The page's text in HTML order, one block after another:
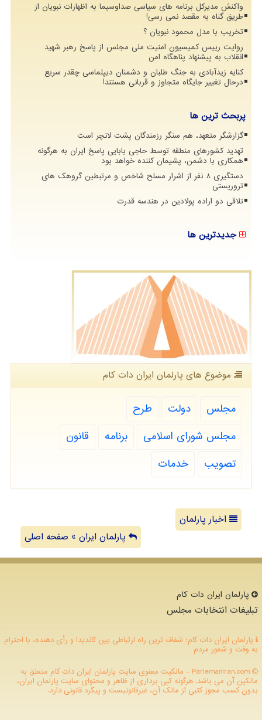
واکنش مدیرکل برنامه های سیاسی صداوسیما به اظهارات نبویان از
طریق گناه به مقصد نمی رسی!
تخریب با مدل محمود نبویان ؟
روایت رییس کمیسیون امنیت ملی مجلس از پاسخ رهبر شهید
انقلاب به پیشنهاد پناهگاه امن
کنایه زیدآبادی به جنگ طلبان و دشمنان دیپلماسی چقدر سریع
درحال تغییر جایگاه متجاوز و قربانی هستند!
پربحث ترین ها
گزارشگر متعهد، هم سنگر رزمندگان پشت لانچر است
تهدید کشورهای منطقه توسط حاجی بابایی پاسخ ایران به هرگونه
همکاری با دشمن، پشیمان کننده خواهد بود
دستگیری 8 نفر از اشرار مسلح شاخص و مرتبطین گروهک های
تروریستی
تلاقی دو اراده پولادین در هندسه قدرت
جدیدترین ها
موضوع های پارلمان ایران دات كام
مجلس دولت
طرح
مجلس شورای اسلامی
برنامه
قانون
تصویب
خدمات
اخبار پارلمان
پارلمان ایران » صفحه اصلی
پارلمان ایران دات كام
تبلیغات انتخابات مجلس
پارلمان ایران دات کام؛ شفاف ترین راه ارتباطی بین کاندیدا و رأی دهنده، با احترام
به وقت و شعور مردم
ParlemanIran.com - مالکیت معنوی سایت پارلمان ایران دات كام متعلق به
مالکین آن می باشد. هرگونه کپی برداری از ظاهر و محتوای سایت پارلمان ایران،
بدون کسب مجوز کتبی از مالک آن، غیرقانونیست و پیگرد قانونی دارد.